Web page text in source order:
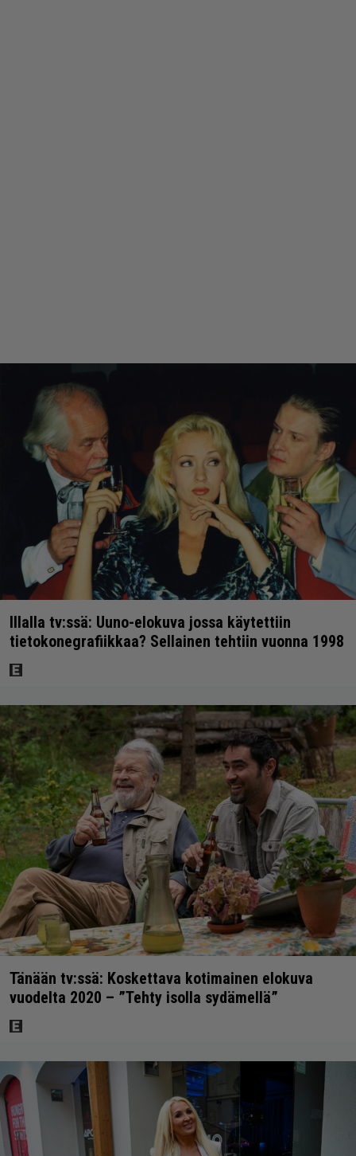
Illalla tv:ssä: Uuno-elokuva jossa käytettiin
tietokonegrafiikkaa? Sellainen tehtiin vuonna 1998
Tänään tv:ssä: Koskettava kotimainen elokuva
vuodelta 2020 – ”Tehty isolla sydämellä”